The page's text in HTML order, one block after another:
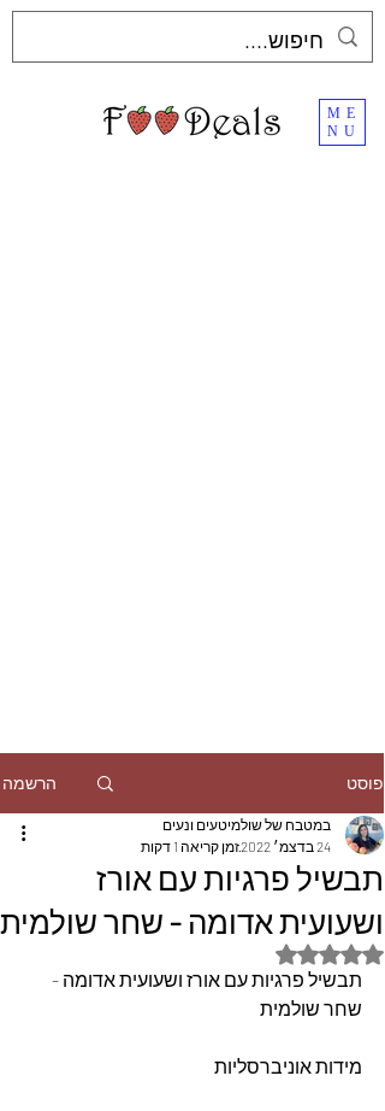
ME
NU
פוסט הרשמה
תבשיל פרגיות עם אורז
ושעועית אדומה - שחר שולמית
במטבח של שולמיטעים ונעים
24 בדצמ׳ 2022
זמן קריאה 1 דקות
דירוג של NaN מתוך 5 כוכבים
תבשיל פרגיות עם אורז ושעועית אדומה -
שחר שולמית
מידות אוניברסליות